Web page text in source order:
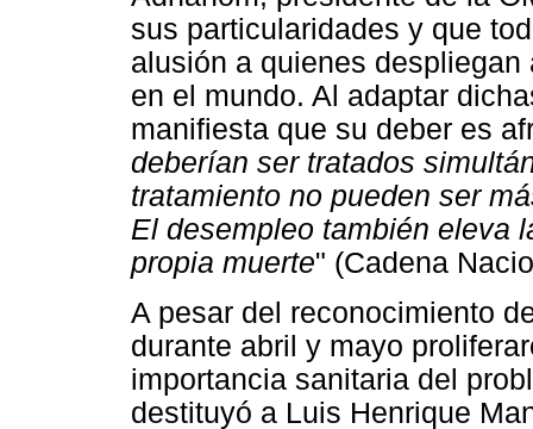
sus particularidades y que
alusión a quienes
en el mundo. Al adaptar
manifiesta que su deber es
deberían ser tratados
tratamiento no pueden ser
El desempleo también eleva
propia muerte" (Cadena
A pesar del reconocimiento
durante abril y mayo
importancia sanitaria del
destituyó a Luis Henrique